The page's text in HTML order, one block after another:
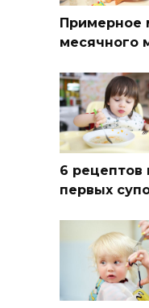
Примерное
месячного
6 рецептов
первых